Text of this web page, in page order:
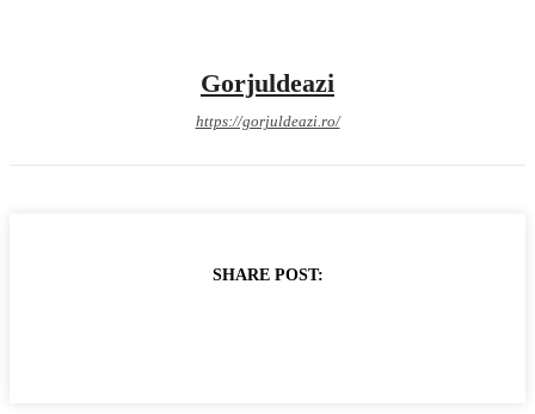
Gorjuldeazi
https://gorjuldeazi.ro/
SHARE POST: